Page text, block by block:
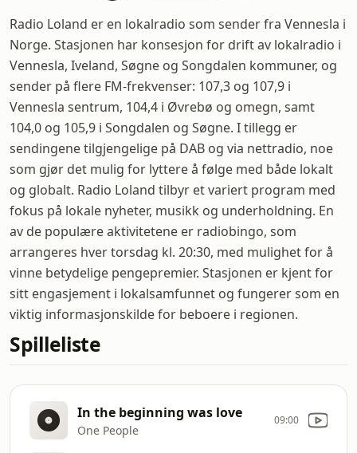
Radio Loland er en lokalradio som sender fra Vennesla i
Norge. Stasjonen har konsesjon for drift av lokalradio i
Vennesla, Iveland, Søgne og Songdalen kommuner, og
sender på flere FM-frekvenser: 107,3 og 107,9 i
Vennesla sentrum, 104,4 i Øvrebø og omegn, samt
104,0 og 105,9 i Songdalen og Søgne. I tillegg er
sendingene tilgjengelige på DAB og via nettradio, noe
som gjør det mulig for lyttere å følge med både lokalt
og globalt. Radio Loland tilbyr et variert program med
fokus på lokale nyheter, musikk og underholdning. En
av de populære aktivitetene er radiobingo, som
arrangeres hver torsdag kl. 20:30, med mulighet for å
vinne betydelige pengepremier. Stasjonen er kjent for
sitt engasjement i lokalsamfunnet og fungerer som en
viktig informasjonskilde for beboere i regionen.
Spilleliste
In the beginning was love
One People
09:00